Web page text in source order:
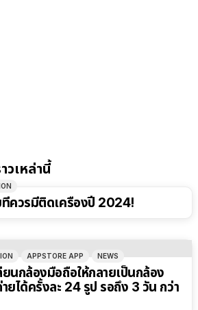
วเหล่านี้
ควรมีติดเครื่องปี 2024!
APPSTORE APP NEWS
นกล้องมือถือให้กลายเป็นกล้อง
ได้ครั้งละ 24 รูป รอถึง 3 วัน กว่า